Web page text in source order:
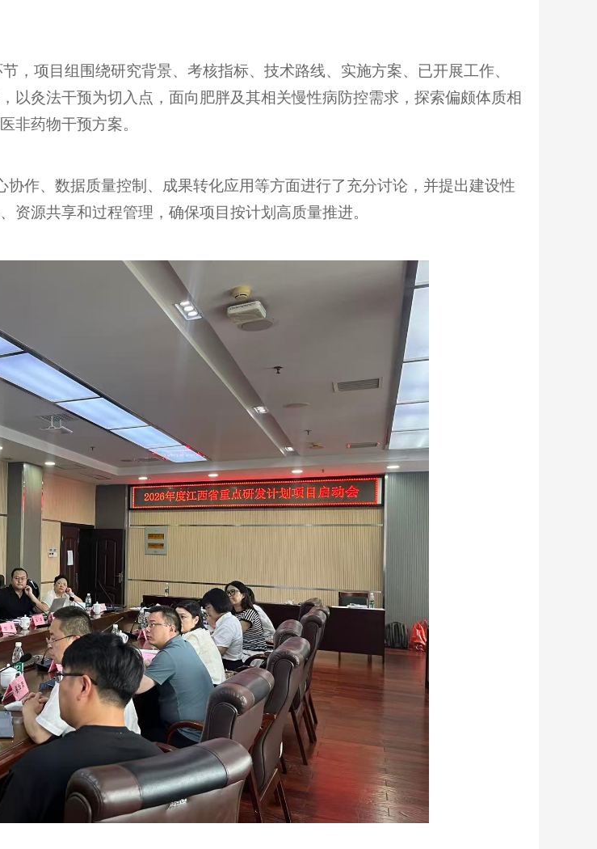
项目组围绕研究背景、考核指标、技术路线、实施方案、已开展工作、
以灸法干预为切入点，面向肥胖及其相关慢性病防控需求，探索偏颇体质相
非药物干预方案。
作、数据质量控制、成果转化应用等方面进行了充分讨论，并提出建设性
源共享和过程管理，确保项目按计划高质量推进。